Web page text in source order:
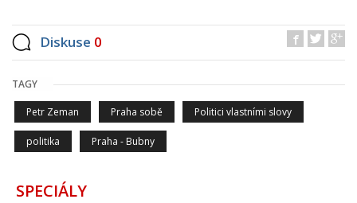
Diskuse 0
TAGY
Petr Zeman Praha sobě Politici vlastními slovy
politika Praha - Bubny
SPECIÁLY